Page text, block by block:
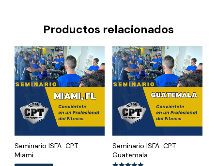
Productos relacionados
Seminario ISFA-CPT
Miami
Seminario ISFA-CPT
Guatemala